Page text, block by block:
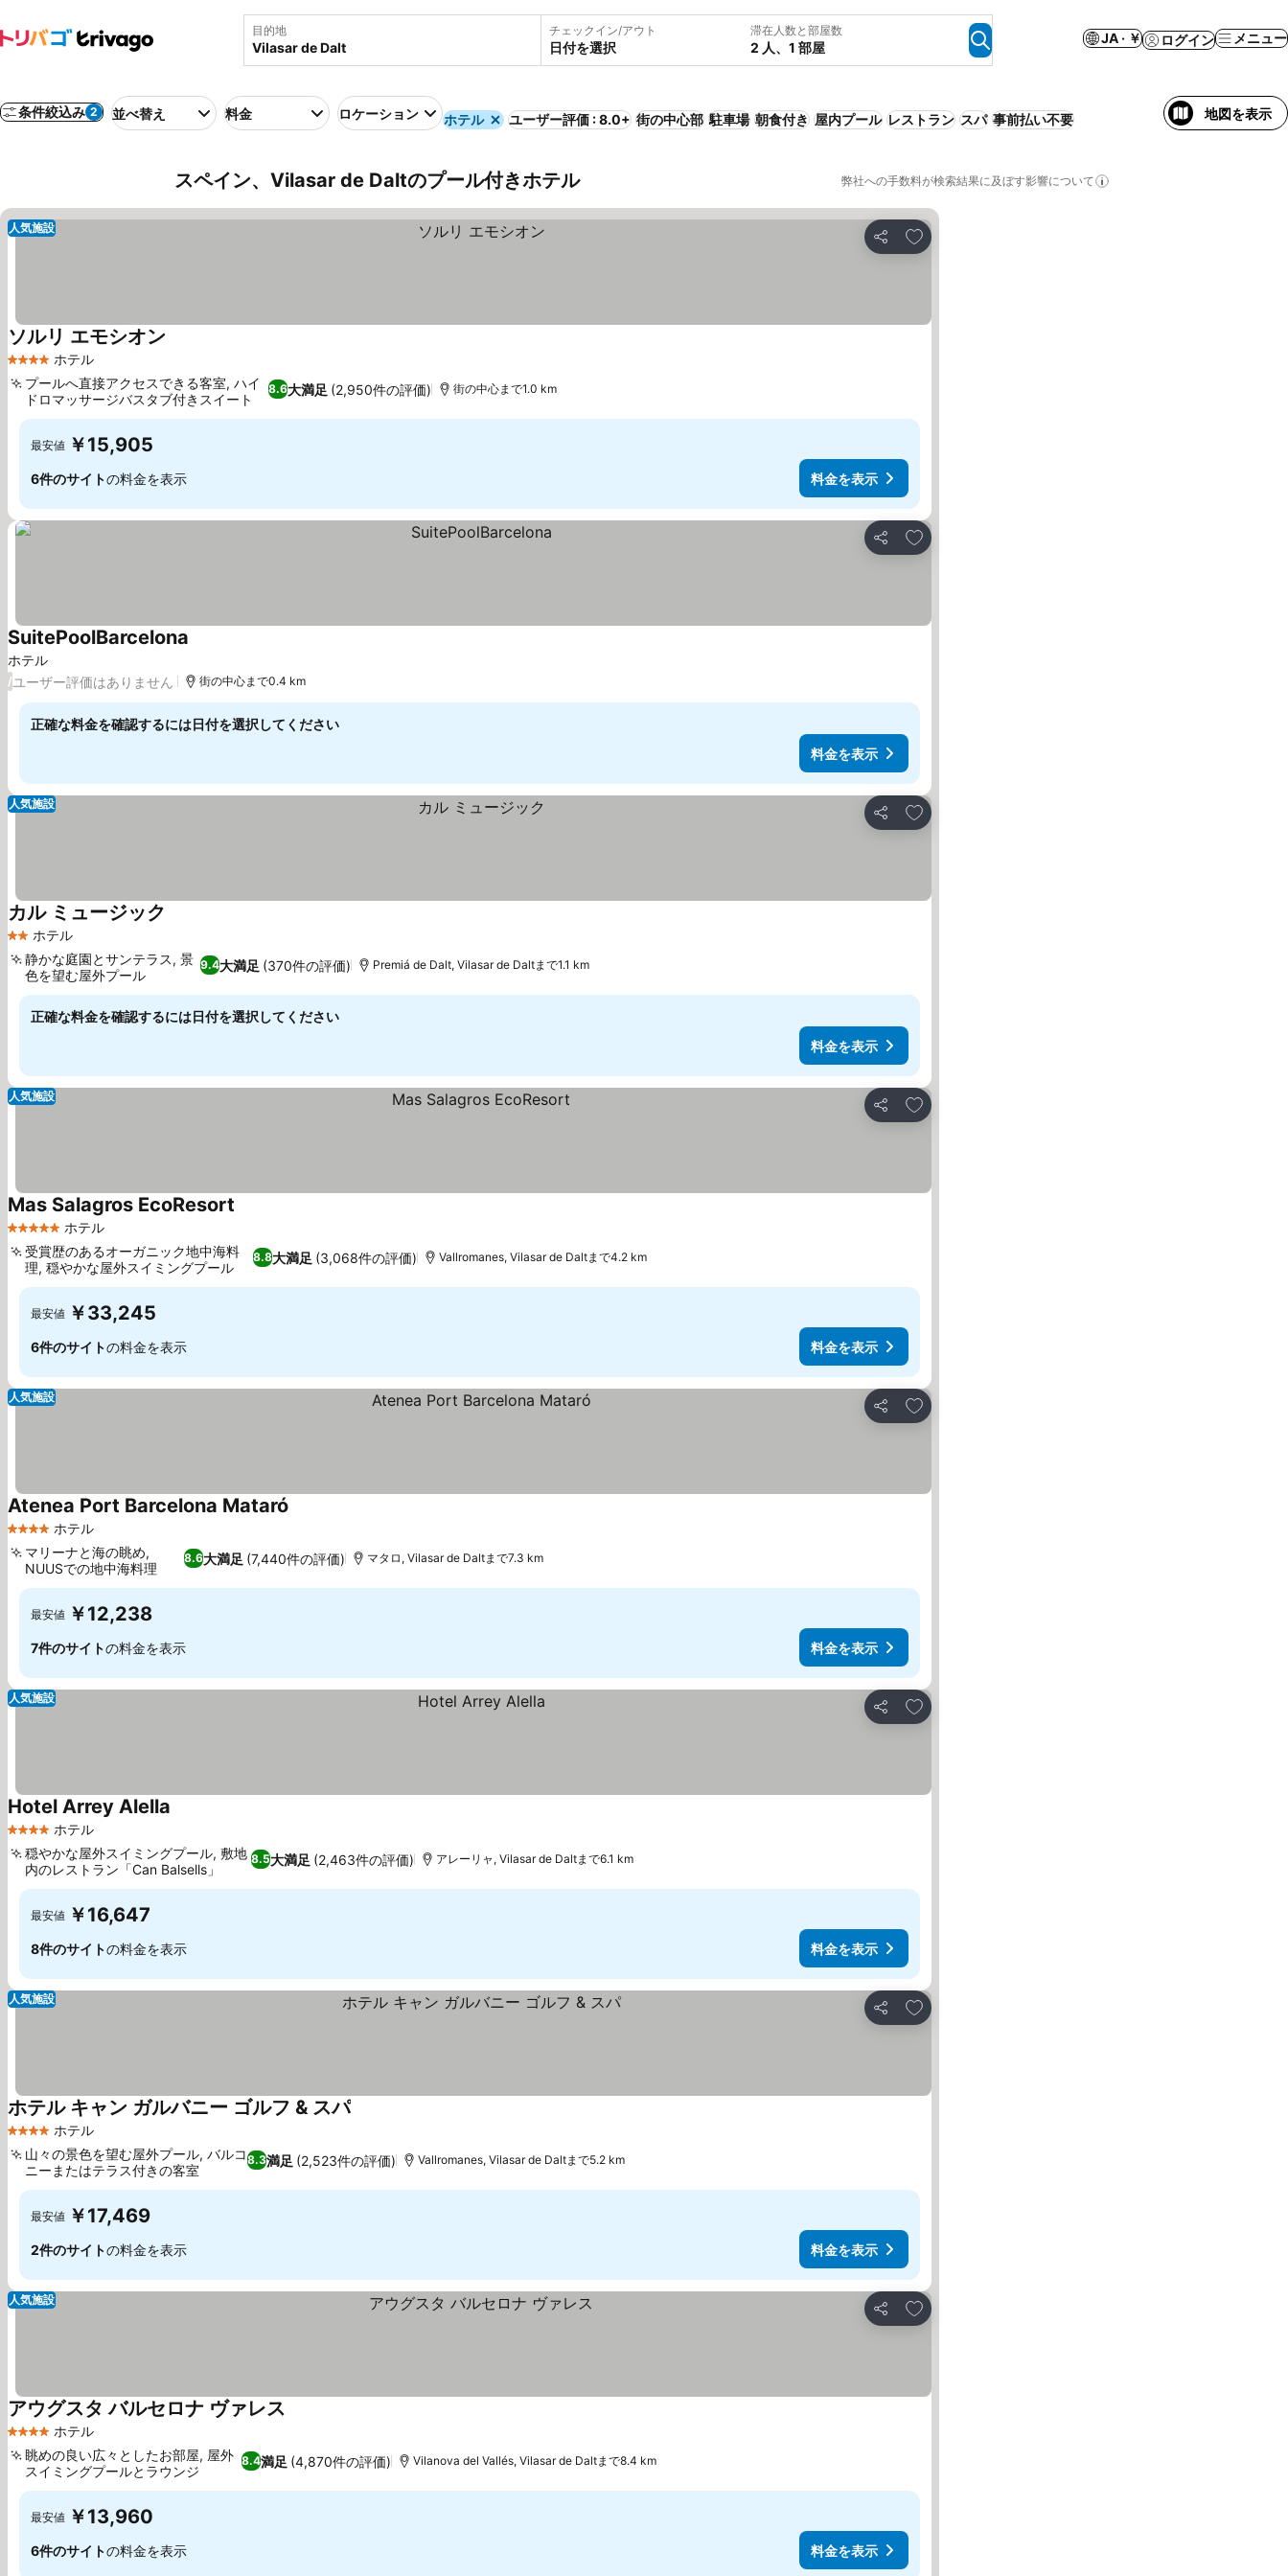
目的地 チェックイン/アウト
日付を選択
滞在人数と部屋数
2 人、1 部屋
JA · ￥ ログイン メニュー
条件絞込み 2 並べ替え 料金 ロケーション ホテル ユーザー評価 : 8.0+ 街の中心部 駐車場 朝食付き 屋内プール レストラン スパ 事前払い不要 地図を表示
スペイン、Vilasar de Daltのプール付きホテル 弊社への手数料が検索結果に及ぼす影響について
シェア
お気に入りに追加
人気施設
4 ホテルのランク
ホテル
ソルリ エモシオン
8.6大満足 (2,950件の評価)
プールへ直接アクセスできる客室, ハイ
ドロマッサージバスタブ付きスイート
街の中心まで1.0 km
最安値 ￥15,905
6件のサイトの料金を表示 料金を表示
シェア
お気に入りに追加
ホテル
SuitePoolBarcelona
/ユーザー評価はありません 街の中心まで0.4 km
正確な料金を確認するには日付を選択してください
料金を表示
シェア
お気に入りに追加
人気施設
2 ホテルのランク
ホテル
カル ミュージック
9.4大満足 (370件の評価)
静かな庭園とサンテラス, 景
色を望む屋外プール
Premiá de Dalt, Vilasar de Daltまで1.1 km
正確な料金を確認するには日付を選択してください
料金を表示
シェア
お気に入りに追加
人気施設
5 ホテルのランク
ホテル
Mas Salagros EcoResort
8.8大満足 (3,068件の評価)
受賞歴のあるオーガニック地中海料
理, 穏やかな屋外スイミングプール
Vallromanes, Vilasar de Daltまで4.2 km
最安値 ￥33,245
6件のサイトの料金を表示 料金を表示
シェア
お気に入りに追加
人気施設
4 ホテルのランク
ホテル
Atenea Port Barcelona Mataró
8.6大満足 (7,440件の評価)
マリーナと海の眺め,
NUUSでの地中海料理
マタロ, Vilasar de Daltまで7.3 km
最安値 ￥12,238
7件のサイトの料金を表示 料金を表示
シェア
お気に入りに追加
人気施設
4 ホテルのランク
ホテル
Hotel Arrey Alella
8.5大満足 (2,463件の評価)
穏やかな屋外スイミングプール, 敷地
内のレストラン「Can Balsells」
アレーリャ, Vilasar de Daltまで6.1 km
最安値 ￥16,647
8件のサイトの料金を表示 料金を表示
シェア
お気に入りに追加
人気施設
4 ホテルのランク
ホテル
ホテル キャン ガルバニー ゴルフ & スパ
8.3満足 (2,523件の評価)
山々の景色を望む屋外プール, バルコ
ニーまたはテラス付きの客室
Vallromanes, Vilasar de Daltまで5.2 km
最安値 ￥17,469
2件のサイトの料金を表示 料金を表示
シェア
お気に入りに追加
人気施設
4 ホテルのランク
ホテル
アウグスタ バルセロナ ヴァレス
8.4満足 (4,870件の評価)
眺めの良い広々としたお部屋, 屋外
スイミングプールとラウンジ
Vilanova del Vallés, Vilasar de Daltまで8.4 km
最安値 ￥13,960
6件のサイトの料金を表示 料金を表示